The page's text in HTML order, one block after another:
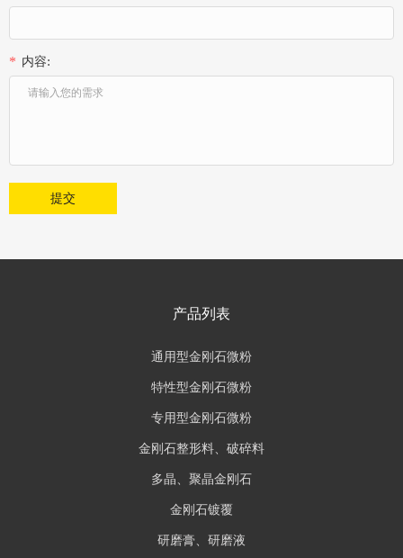
* 内容:
提交
产品列表
通用型金刚石微粉
特性型金刚石微粉
专用型金刚石微粉
金刚石整形料、破碎料
多晶、聚晶金刚石
金刚石镀覆
研磨膏、研磨液